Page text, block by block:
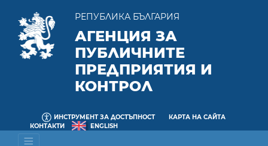
РЕПУБЛИКА БЪЛГАРИЯ
АГЕНЦИЯ ЗА
ПУБЛИЧНИТЕ
ПРЕДПРИЯТИЯ И
КОНТРОЛ
ИНСТРУМЕНТ ЗА ДОСТЪПНОСТ
КАРТА НА САЙТА
КОНТАКТИ
ENGLISH